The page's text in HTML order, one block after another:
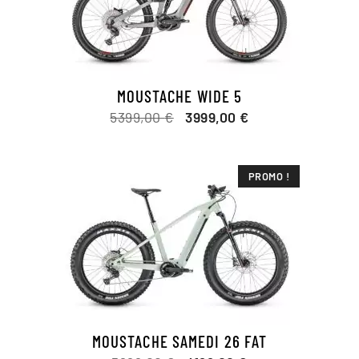
MOUSTACHE WIDE 5
5399,00€
Le
5399,00 €.
3999,00 €Le
est :
3999,00 €.
PROMO !
MOUSTACHE SAMEDI 26 FAT